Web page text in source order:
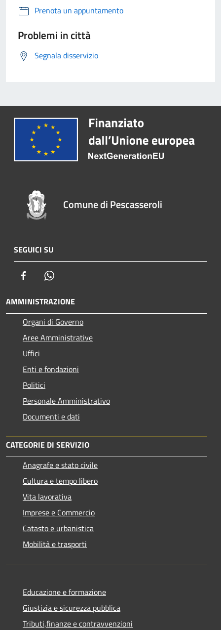
Prenota un appuntamento
Problemi in città
Segnala disservizio
Comune di Pescasseroli
SEGUICI SU
Facebook
AMMINISTRAZIONE
Organi di Governo
Aree Amministrative
Uffici
Enti e fondazioni
Politici
Personale Amministrativo
Documenti e dati
CATEGORIE DI SERVIZIO
Anagrafe e stato civile
Cultura e tempo libero
Vita lavorativa
Imprese e Commercio
Catasto e urbanistica
Mobilità e trasporti
Educazione e formazione
Giustizia e sicurezza pubblica
Tributi,finanze e contravvenzioni